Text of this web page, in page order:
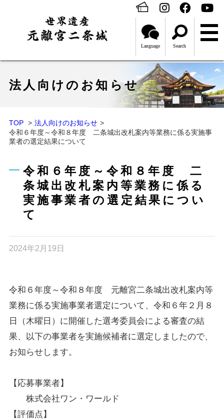
Language Search
法人向けのお知らせ
TOP
法人向けのお知らせ
令和６年度～令和８年度 二条城出改札案内等業務に係る実施事
業者の選定結果について
令和６年度～令和８年度 二
条城出改札案内等業務に係る
実施事業者の選定結果につい
て
2024年2月19日
令和６年度～令和８年度 元離宮二条城出改札案内等
業務に係る実施事業者選定について、令和６年２月８
日（木曜日）に開催した選考委員会による審査の結
果、以下の事業者を実施候補者に選定しましたので、
お知らせします。
【応募事業者】
株式会社ワン・ワールド
【評価点】